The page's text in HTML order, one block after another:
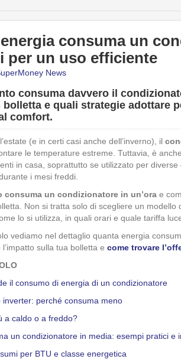
consuma un
per un uso efficiente
News
consuma davvero il
bolletta e quali strategie adottare
comfort.
(e in certi casi anche dell’inverno), il
le temperature estreme. Tuttavia, è
in casa, soprattutto se utilizzato per
i mesi freddi.
consuma un condizionatore in un’ora e
Non si tratta solo di scegliere un modello
lo si utilizza, in quali orari e quale tariffa
vediamo nel dettaglio quanta energia
sulla tua bolletta e come trovare
il consumo di energia di un condizionatore
inverter: perché consuma meno
a caldo o a freddo?
un condizionatore in media: esempi pratici e
per BTU e classe energetica